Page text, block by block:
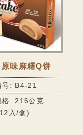
原味麻糬Q饼
号: B4-21
格: 216公克
入/盒)